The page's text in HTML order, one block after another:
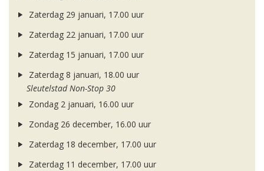
Zaterdag 29 januari, 17.00 uur
Zaterdag 22 januari, 17.00 uur
Zaterdag 15 januari, 17.00 uur
Zaterdag 8 januari, 18.00 uur
Sleutelstad Non-Stop 30
Zondag 2 januari, 16.00 uur
Zondag 26 december, 16.00 uur
Zaterdag 18 december, 17.00 uur
Zaterdag 11 december, 17.00 uur